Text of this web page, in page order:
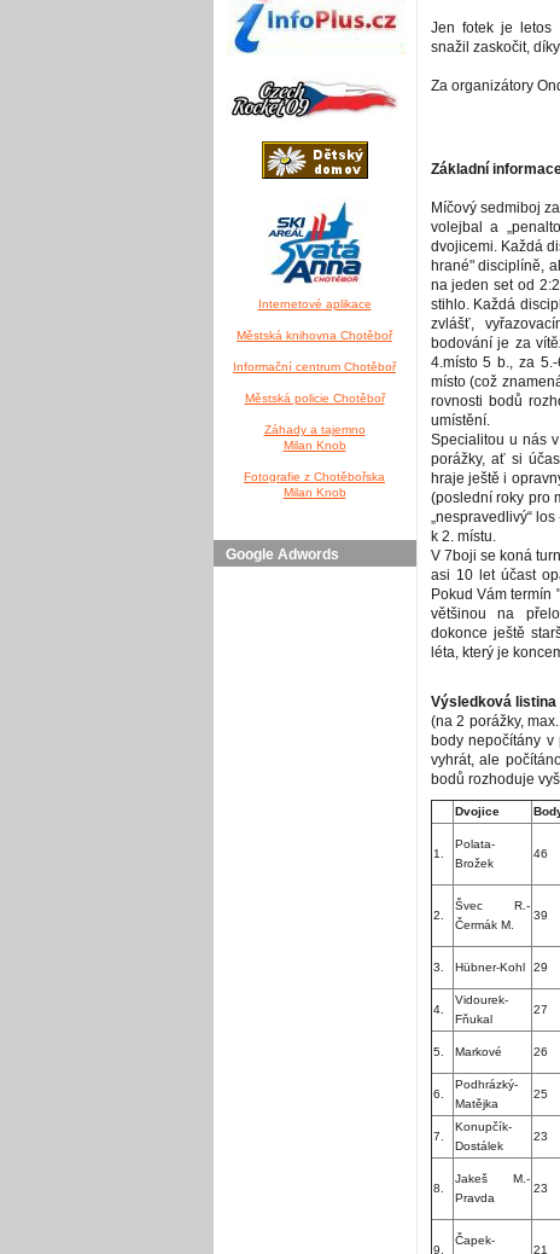
Internetové aplikace
Městská knihovna Chotěboř
Informační centrum Chotěboř
Městská policie Chotěboř
Záhady a tajemno
Milan Knob
Fotografie z Chotěbořska
Milan Knob
Google Adwords
Jen fotek je letos
snažil zaskočit,
Za organizátory
Základní
Míčový sedmiboj
volejbal a
dvojicemi. Každá
hrané" disciplíně,
na jeden set od
stihlo. Každá
zvlášť,
bodování je za
4.místo 5 b., za
místo (což
rovnosti bodů
umístění.
Specialitou u nás
porážky, ať si
hraje ještě i
(poslední roky pro
„nespravedlivý“
k 2. místu.
V 7boji se koná
asi 10 let účast
Pokud Vám
většinou na
dokonce ještě
léta, který je
Výsledková listina
(na 2 porážky,
body nepočítány
vyhrát, ale
bodů rozhoduje
Dvojice
1.
Polata-
Brožek
46
2.
Švec R.-
Čermák M.
39
3. Hübner-Kohl 29
4.
Vidourek-
Fňukal
27
5. Markové 26
6.
Podhrázký-
Matějka
25
7.
Konupčík-
Dostálek
23
8.
Jakeš M.-
Pravda
23
9.
Čapek-
21